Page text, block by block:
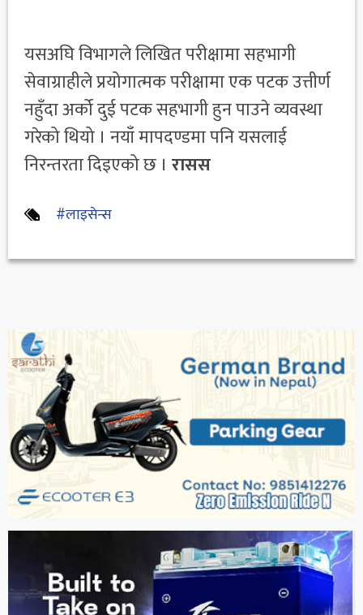
यसअघि विभागले लिखित परीक्षामा सहभागी
सेवाग्राहीले प्रयोगात्मक परीक्षामा एक पटक उत्तीर्ण
नहुँदा अर्को दुई पटक सहभागी हुन पाउने व्यवस्था
गरेको थियो । नयाँ मापदण्डमा पनि यसलाई
निरन्तरता दिइएको छ । रासस
#लाइसेन्स